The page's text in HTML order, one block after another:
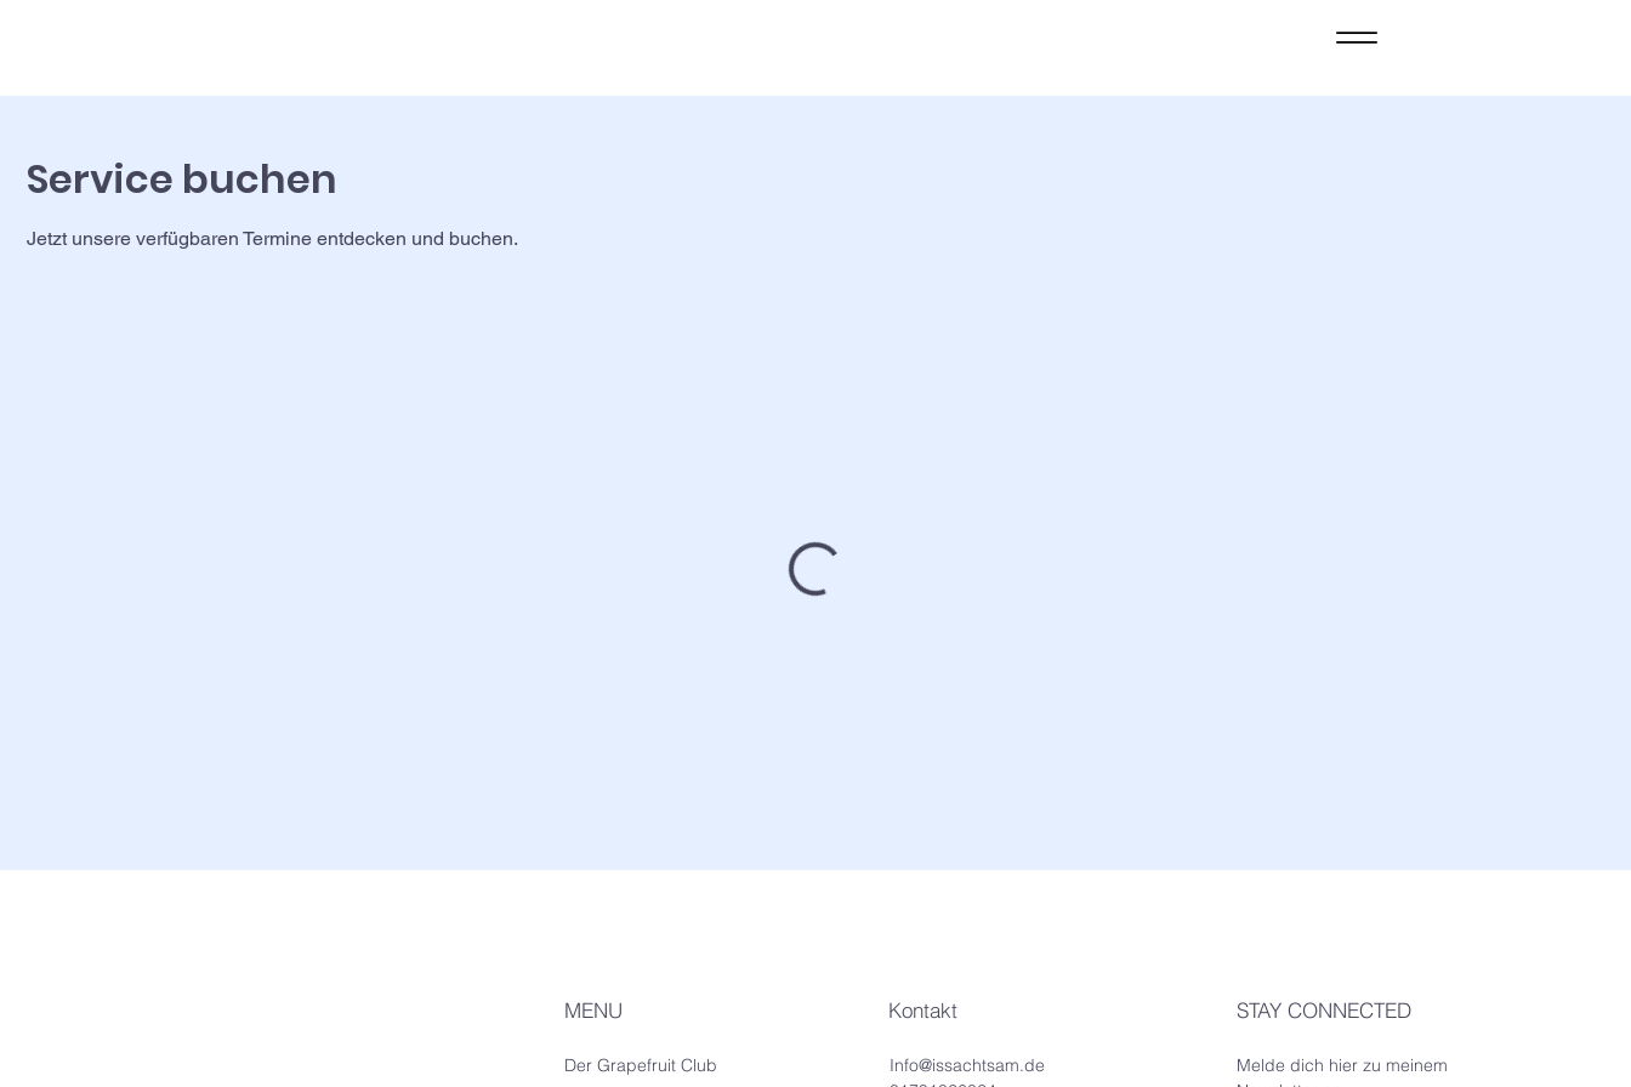
Service buchen
Jetzt unsere verfügbaren Termine entdecken und buchen.
MENU
Der Grapefruit Club
Kontakt
Info@issachtsam.de
STAY CONNECTED
Melde dich hier zu meinem